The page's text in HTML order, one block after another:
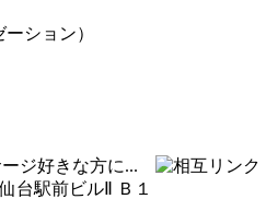
ション）
ージ好きな方に...
台駅前ビルⅡ Ｂ１